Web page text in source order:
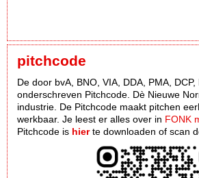
pitchcode
De door bvA, BNO, VIA, DDA, PMA, DCP,
onderschreven Pitchcode. Dè Nieuwe
industrie. De Pitchcode maakt pitchen
werkbaar. Je leest er alles over in FONK
Pitchcode is hierte downloaden of scan